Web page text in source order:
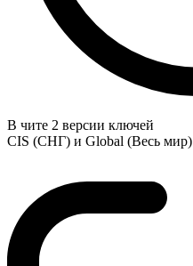
В чите 2 версии ключей
CIS (СНГ) и Global (Весь мир)